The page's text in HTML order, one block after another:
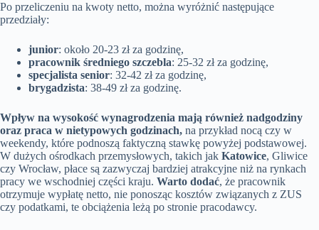
Po przeliczeniu na kwoty netto, można wyróżnić następujące
przedziały:
junior: około 20-23 zł za godzinę,
pracownik średniego szczebla: 25-32 zł za godzinę,
specjalista senior: 32-42 zł za godzinę,
brygadzista: 38-49 zł za godzinę.
Wpływ na wysokość wynagrodzenia mają również nadgodziny
oraz praca w nietypowych godzinach, na przykład nocą czy w
weekendy, które podnoszą faktyczną stawkę powyżej podstawowej.
W dużych ośrodkach przemysłowych, takich jak Katowice, Gliwice
czy Wrocław, płace są zazwyczaj bardziej atrakcyjne niż na rynkach
pracy we wschodniej części kraju. Warto dodać, że pracownik
otrzymuje wypłatę netto, nie ponosząc kosztów związanych z ZUS
czy podatkami, te obciążenia leżą po stronie pracodawcy.